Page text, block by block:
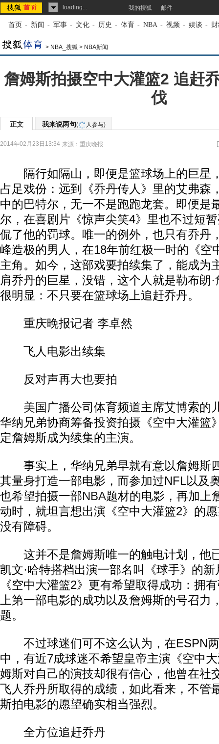
loading... 我的搜狐 邮件
首页 - 新闻 - 军事 - 文化 - 历史 - 体育 - NBA - 视频 - 娱谈 -
> NBA_搜狐 > NBA新闻
詹姆斯拍摄空中大灌篮2 追赶
伐
正文 我来说两句( 人参与)
2014年02月23日13:34 来源： 重庆晚报
隔行如隔山，即便是篮球场上的巨星
占足戏份：远到《乔丹传人》里的艾弗森
中的巴特尔，无一不是跑跑龙套。即便是
尔，在喜剧片《惊声尖笑4》里也不过短
侃了他的罚球。唯一的例外，也只有乔丹
峰造极的男人，在18年前红极一时的《空
主角。如今，这部戏要拍续集了，能成为
肩乔丹的巨星，没错，这个人就是勒布朗·
很明显：不只要在篮球场上追赶乔丹。
重庆晚报记者 李卓然
飞人电影出续集
反对声再大也要拍
美国 广播公司体育频道主席艾博索的
华纳兄弟协商筹备投资拍摄《空中大灌篮
定詹姆斯成为续集的主演。
事实上，华纳兄弟早就有意以詹姆斯
其量身打造一部电影，而参加过NFL以及
也希望拍摄一部NBA题材的电影，再加上
动时，就坦言想出演《空中大灌篮2》的
没有障碍。
这并不是詹姆斯唯一的触电计划，他
凯文·哈特搭档出演一部名叫《球手》的
《空中大灌篮2》更有希望取得成功：拥
上第一部电影的成功以及詹姆斯的号召力
题。
不过球迷们可不这么认为，在ESPN两
中，有近7成球迷不希望皇帝主演《空中
姆斯对自己的演技却很有信心，他曾在社
飞人乔丹所取得的成绩，如此看来，不管
斯拍电影的愿望确实相当强烈。
全方位追赶乔丹